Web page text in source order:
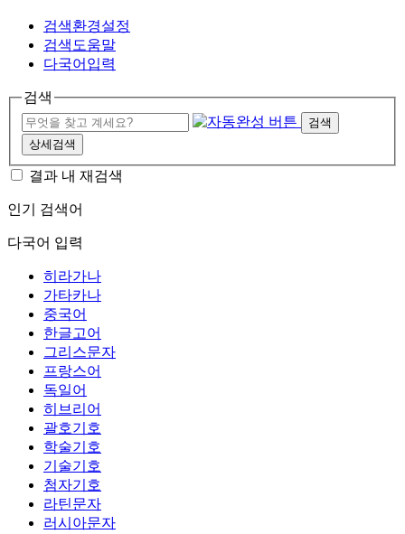
검색환경설정
검색도움말
다국어입력
검색
검색
상세검색
결과 내 재검색
인기 검색어
다국어 입력
히라가나
가타카나
중국어
한글고어
그리스문자
프랑스어
독일어
히브리어
괄호기호
학술기호
기술기호
첨자기호
라틴문자
러시아문자